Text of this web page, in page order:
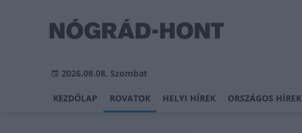
2026.08.08, Szombat
KEZDŐLAP ROVATOK HELYI HÍREK ORSZÁGOS HÍREK